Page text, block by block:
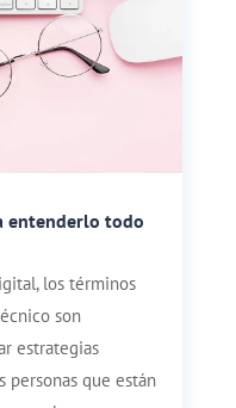
entenderlo todo
los términos
son
estrategias
personas que están